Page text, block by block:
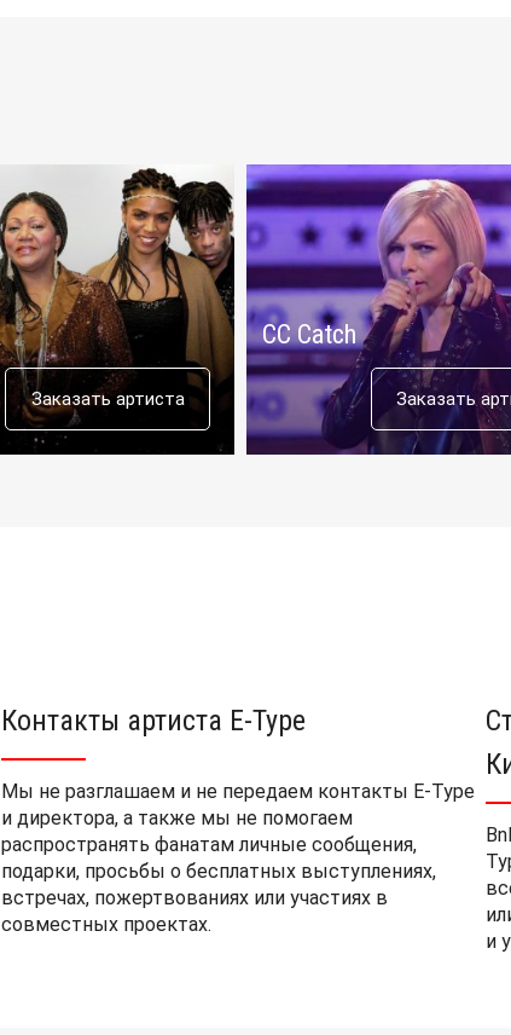
Заказать артиста
CC Catch
Заказать
Контакты артиста E-Type
Мы не разглашаем и не передаем контакты E-Type
и директора, а также мы не помогаем
распространять фанатам личные сообщения,
подарки, просьбы о бесплатных выступлениях,
встречах, пожертвованиях или участиях в
совместных проектах.
и